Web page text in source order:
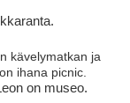
kävelymatkan ja
ihana picnic.
on museo.